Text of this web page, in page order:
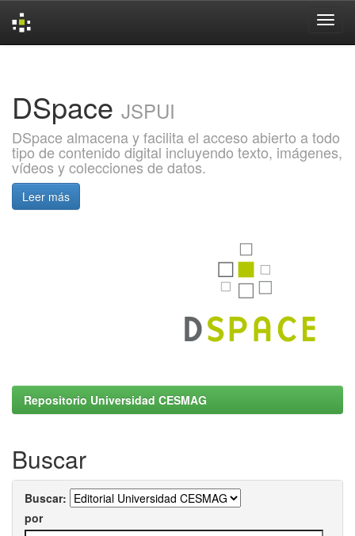
DSpace JSPUI
DSpace almacena y facilita el acceso abierto a todo
tipo de contenido digital incluyendo texto, imágenes,
vídeos y colecciones de datos.
Leer más
Repositorio Universidad CESMAG
Buscar
Buscar:
por